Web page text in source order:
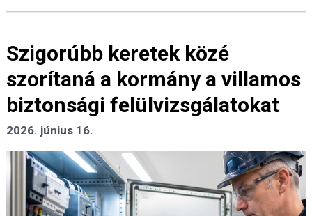
Szigorúbb keretek közé
szorítaná a kormány a villamos
biztonsági felülvizsgálatokat
2026. június 16.